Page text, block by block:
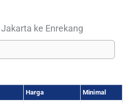
ke Enrekang
Harga Minimal